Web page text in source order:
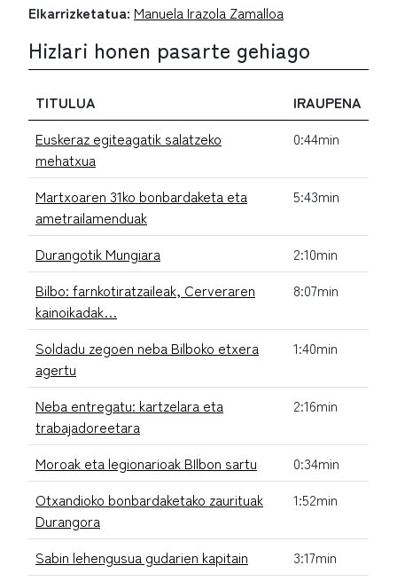
Elkarrizketatua: Manuela Irazola Zamalloa
Hizlari honen pasarte gehiago
TITULUA
IRAUPENA
Euskeraz egiteagatik salatzeko
mehatxua
0:44min
Martxoaren 31ko bonbardaketa eta
ametrailamenduak
5:43min
Durangotik Mungiara
2:10min
Bilbo: farnkotiratzaileak, Cerveraren
kainoikadak…
8:07min
Soldadu zegoen neba Bilboko etxera
agertu
1:40min
Neba entregatu: kartzelara eta
trabajadoreetara
2:16min
Moroak eta legionarioak BIlbon sartu
0:34min
Otxandioko bonbardaketako zaurituak
Durangora
1:52min
Sabin lehengusua gudarien kapitain
3:17min